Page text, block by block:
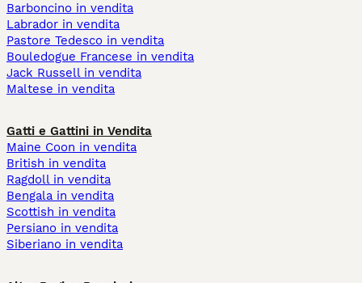
Barboncino in vendita
Labrador in vendita
Pastore Tedesco in vendita
Bouledogue Francese in vendita
Jack Russell in vendita
Maltese in vendita
Gatti e Gattini in Vendita
Maine Coon in vendita
British in vendita
Ragdoll in vendita
Bengala in vendita
Scottish in vendita
Persiano in vendita
Siberiano in vendita